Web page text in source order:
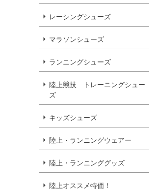
レーシングシューズ
マラソンシューズ
ランニングシューズ
陸上競技 トレーニングシュー
ズ
キッズシューズ
陸上・ランニングウェアー
陸上・ランニンググッズ
陸上オススメ特価！